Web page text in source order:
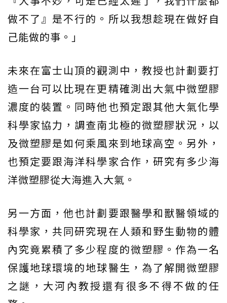
做不了』是不行的。所以我想趁現在做好自
己能做的事。」
未來在富士山頂的觀測中，教授也計劃要打
造一台可以比現在更精確測出大氣中微塑膠
濃度的裝置。同時他也預定跟其他大氣化學
科學家協力，調查南北極的微塑膠狀況，以
及微塑膠是如何乘風來到地球高空。另外，
也預定要跟海洋科學家合作，研究有多少海
洋微塑膠從大海進入大氣。
另一方面，他也計劃要跟醫學和獸醫領域的
科學家，共同研究現在人類和野生動物的體
內究竟累積了多少程度的微塑膠。作為一名
保護地球環境的地球醫生，為了解開微塑膠
之謎，大河內教授還有很多不得不做的任